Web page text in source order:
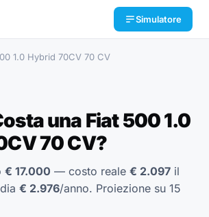
Simulatore
1.0 Hybrid 70CV 70 CV
una Fiat 500 1.0
70 CV?
€ 17.000 — costo reale € 2.097 il
€ 2.976/anno. Proiezione su 15